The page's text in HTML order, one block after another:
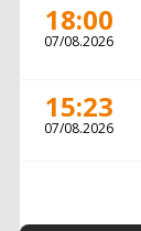
18:00
07/08.2026
15:23
07/08.2026